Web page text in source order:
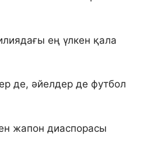
ең үлкен қала
де, әйелдер де футбол
жапон диаспорасы